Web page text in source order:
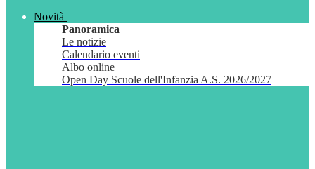
Novità
Panoramica
Le notizie
Calendario eventi
Albo online
Open Day Scuole dell'Infanzia A.S. 2026/2027